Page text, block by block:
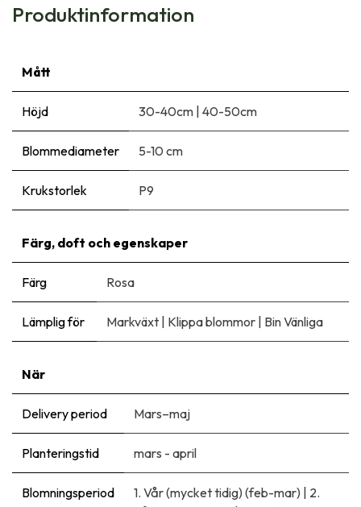
Produktinformation
Mått
Höjd 30-40cm | 40-50cm
Blommediameter 5-10 cm
Krukstorlek P9
Färg, doft och egenskaper
Färg Rosa
Lämplig för Markväxt | Klippa blommor | Bin Vänliga
När
Delivery period Mars–maj
Planteringstid mars - april
Blomningsperiod 1. Vår (mycket tidig) (feb-mar) | 2.